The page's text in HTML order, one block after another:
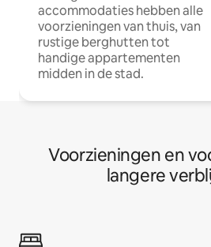
accommodaties hebben alle
voorzieningen van thuis, van
rustige berghutten tot
handige appartementen
midden in de stad.
Voorzieningen en
langere